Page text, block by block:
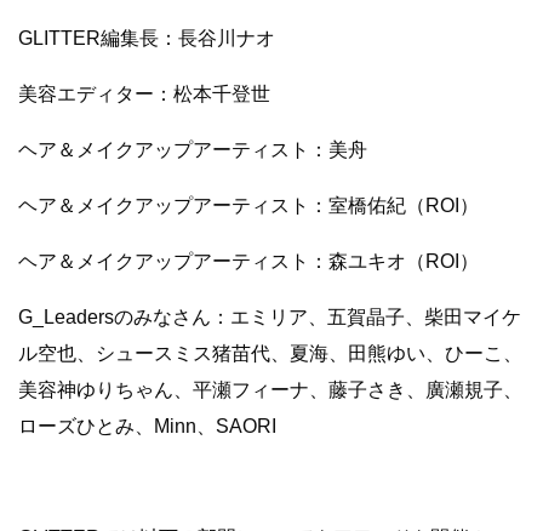
GLITTER編集長：長谷川ナオ
美容エディター：松本千登世
ヘア＆メイクアップアーティスト：美舟
ヘア＆メイクアップアーティスト：室橋佑紀（ROI）
ヘア＆メイクアップアーティスト：森ユキオ（ROI）
G_Leadersのみなさん：エミリア、五賀晶子、柴田マイケ
ル空也、シュースミス猪苗代、夏海、田熊ゆい、ひーこ、
美容神ゆりちゃん、平瀬フィーナ、藤子さき、廣瀬規子、
ローズひとみ、Minn、SAORI